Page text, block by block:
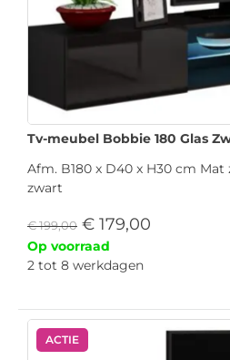
Tv-meubel Bobbie 180 Glas
Afm. B180 x D40 x H30 cm
zwart
€199,00 € 179,00
Op voorraad
2 tot 8 werkdagen
ACTIE